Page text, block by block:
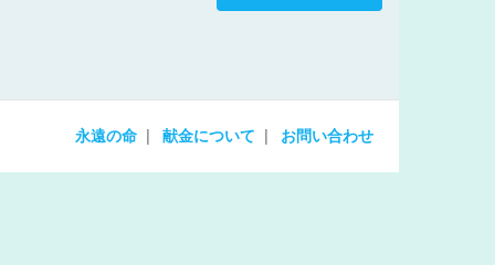
永遠の命 献金について お問い合わせ